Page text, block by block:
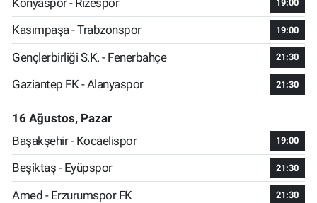
19:00
Kasımpaşa - Trabzonspor 19:00
Gençlerbirliği S.K. - Fenerbahçe 21:30
Gaziantep FK - Alanyaspor 21:30
16 Ağustos, Pazar
Başakşehir - Kocaelispor
19:00
Beşiktaş - Eyüpspor 21:30
Amed - Erzurumspor FK 21:30